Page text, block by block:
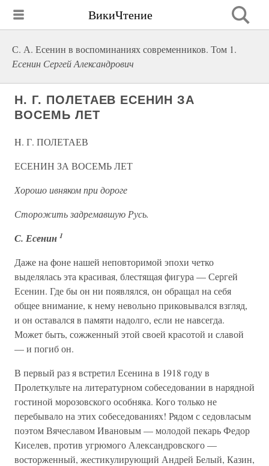
ВикиЧтение
С. А. Есенин в воспоминаниях современников. Том 1.
Есенин Сергей Александрович
H. Г. ПОЛЕТАЕВ ЕСЕНИН ЗА
ВОСЕМЬ ЛЕТ
H. Г. ПОЛЕТАЕВ
ЕСЕНИН ЗА ВОСЕМЬ ЛЕТ
Хорошо ивняком при дороге
Сторожить задремавшую Русь.
С. Есенин 1
Даже на фоне нашей неповторимой эпохи четко
выделялась эта красивая, блестящая фигура — Сергей
Есенин. Где бы он ни появлялся, он обращал на себя
общее внимание, к нему невольно приковывался взгляд,
и он оставался в памяти надолго, если не навсегда.
Может быть, сожженный этой своей красотой и славой
— и погиб он.
В первый раз я встретил Есенина в 1918 году в
Пролеткульте на литературном собеседовании в нарядной
гостиной морозовского особняка. Кого только не
перебывало на этих собеседованиях! Рядом с седовласым
поэтом Вячеславом Ивановым — молодой пекарь Федор
Киселев, против угрюмого Александровского —
восторженный, жестикулирующий Андрей Белый, Казин,